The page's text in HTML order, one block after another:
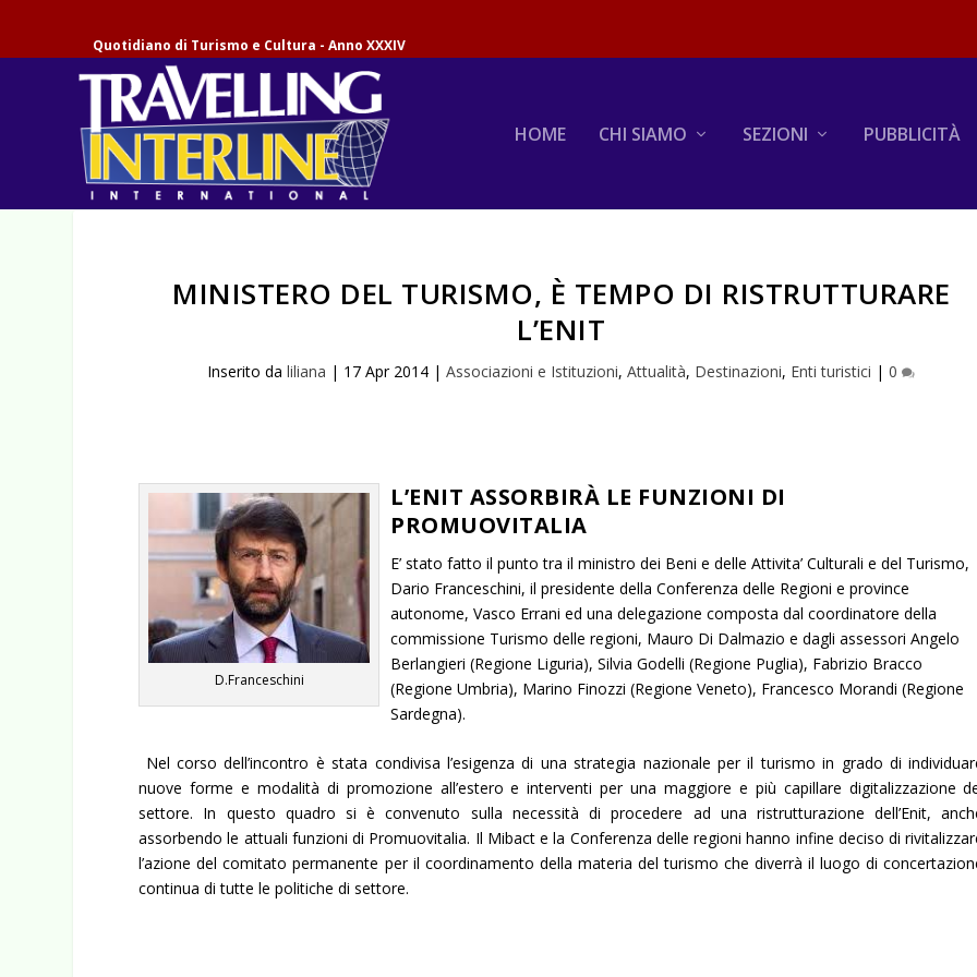
Quotidiano di Turismo e Cultura - Anno XXXIV
HOME CHI SIAMO SEZIONI PUBBLICITÀ
MINISTERO DEL TURISMO, È TEMPO DI RISTRUTTURARE
L’ENIT
Inserito daliliana | 17 Apr 2014 |Associazioni e Istituzioni,Attualità, Destinazioni, Enti turistici |0
D.Franceschini
L’ENIT ASSORBIRÀ LE FUNZIONI DI
PROMUOVITALIA
E’ stato fatto il punto tra il ministro dei Beni e delle Attivita’ Culturali e del Turismo,
Dario Franceschini, il presidente della Conferenza delle Regioni e province
autonome, Vasco Errani ed una delegazione composta dal coordinatore della
commissione Turismo delle regioni, Mauro Di Dalmazio e dagli assessori Angelo
Berlangieri (Regione Liguria), Silvia Godelli (Regione Puglia), Fabrizio Bracco
(Regione Umbria), Marino Finozzi (Regione Veneto), Francesco Morandi (Regione
Sardegna).
Nel corso dell’incontro è stata condivisa l’esigenza di una strategia nazionale per il turismo in grado di
nuove forme e modalità di promozione all’estero e interventi per una maggiore e più capillare digitalizzazione
settore. In questo quadro si è convenuto sulla necessità di procedere ad una ristrutturazione dell’Enit,
assorbendo le attuali funzioni di Promuovitalia. Il Mibact e la Conferenza delle regioni hanno infine deciso di
l’azione del comitato permanente per il coordinamento della materia del turismo che diverrà il luogo di
continua di tutte le politiche di settore.